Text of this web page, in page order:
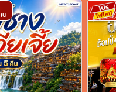
น